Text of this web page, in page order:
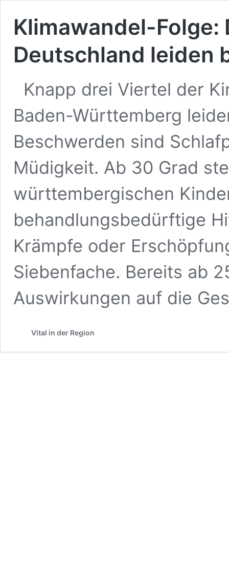
Klimawandel-
Deutschland leiden
Knapp drei Viertel der
Baden-Württemberg
Beschwerden sind
Müdigkeit. Ab 30 Grad
württembergischen
behandlungsbedürftige
Krämpfe oder
Siebenfache. Bereits ab
Auswirkungen auf die
Vital in der Region